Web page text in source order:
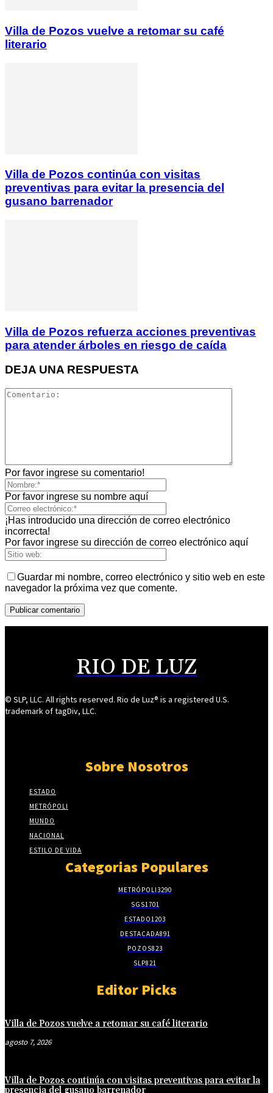
Villa de Pozos vuelve a retomar su café
literario
Villa de Pozos continúa con visitas
preventivas para evitar la presencia del
gusano barrenador
Villa de Pozos refuerza acciones preventivas
para atender árboles en riesgo de caída
DEJA UNA RESPUESTA
Por favor ingrese su comentario!
Por favor ingrese su nombre aquí
¡Has introducido una dirección de correo electrónico
incorrecta!
Por favor ingrese su dirección de correo electrónico aquí
Guardar mi nombre, correo electrónico y sitio web en este
navegador la próxima vez que comente.
RIO DE LUZ
© SLP, LLC. All rights reserved. Rio de Luz® is a registered U.S.
trademark of tagDiv, LLC.
Sobre Nosotros
ESTADO
METRÓPOLI
MUNDO
NACIONAL
ESTILO DE VIDA
Categorias Populares
METRÓPOLI3290
SGS1701
ESTADO1203
DESTACADA891
POZOS823
SLP821
Editor Picks
Villa de Pozos vuelve a retomar su café literario
agosto 7, 2026
Villa de Pozos continúa con visitas preventivas para evitar la
presencia del gusano barrenador